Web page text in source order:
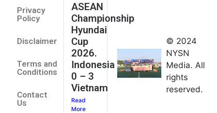
Privacy
Policy
Disclaimer
Terms and
Conditions
Contact
Us
ASEAN
Championship
Hyundai
Cup
2026.
Indonesia
0 – 3
Vietnam
Read
More
umum
Kejurnas
Panahan
Junior di
Kudus
© 2024
NYSN
Media. All
rights
reserved.